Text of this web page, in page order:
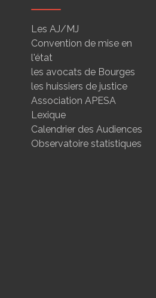
Les AJ/MJ
Convention de mise en
l'état
les avocats de Bourges
les huissiers de justice
Association APESA
Lexique
Calendrier des Audiences
Observatoire statistiques